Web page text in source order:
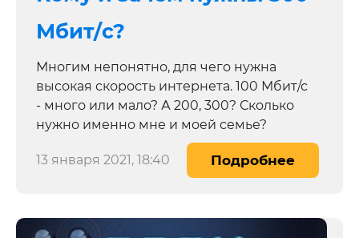
Мбит/c?
Многим непонятно, для чего нужна
высокая скорость интернета. 100 Мбит/с
- много или мало? А 200, 300? Сколько
нужно именно мне и моей семье?
13 января 2021, 18:40 Подробнее